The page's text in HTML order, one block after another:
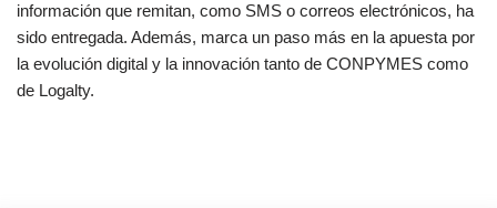
información que remitan, como SMS o correos electrónicos, ha
sido entregada. Además, marca un paso más en la apuesta por
la evolución digital y la innovación tanto de CONPYMES como
de Logalty.